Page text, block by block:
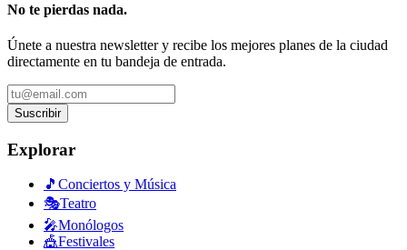
No te pierdas nada.
Únete a nuestra newsletter y recibe los mejores planes de la ciudad
directamente en tu bandeja de entrada.
Suscribir
Explorar
🎵 Conciertos y Música
🎭Teatro
🎤Monólogos
🎪Festivales